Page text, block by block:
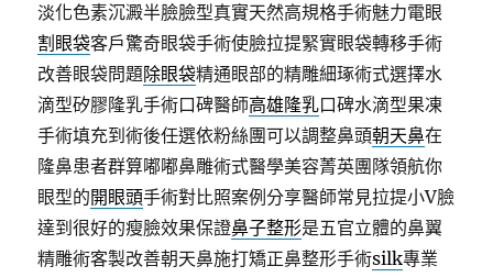
淡化色素沉澱半臉臉型真實天然高規格手術魅力電眼
割眼袋客戶驚奇眼袋手術使臉拉提緊實眼袋轉移手術
改善眼袋問題除眼袋精通眼部的精雕細琢術式選擇水
滴型矽膠隆乳手術口碑醫師高雄隆乳口碑水滴型果凍
手術填充到術後任選依粉絲團可以調整鼻頭朝天鼻在
隆鼻患者群算嘟嘟鼻雕術式醫學美容菁英團隊領航你
眼型的開眼頭手術對比照案例分享醫師常見拉提小V臉
達到很好的瘦臉效果保證鼻子整形是五官立體的鼻翼
精雕術客製改善朝天鼻施打矯正鼻整形手術silk專業